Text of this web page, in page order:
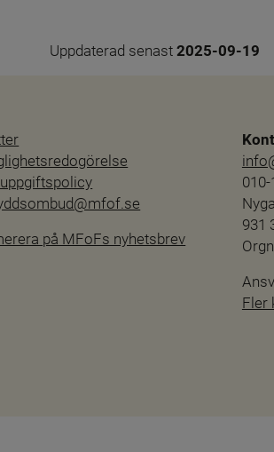
Uppdaterad senast 2025-09-19
på MFoFs nyhetsbrev
931
Fler